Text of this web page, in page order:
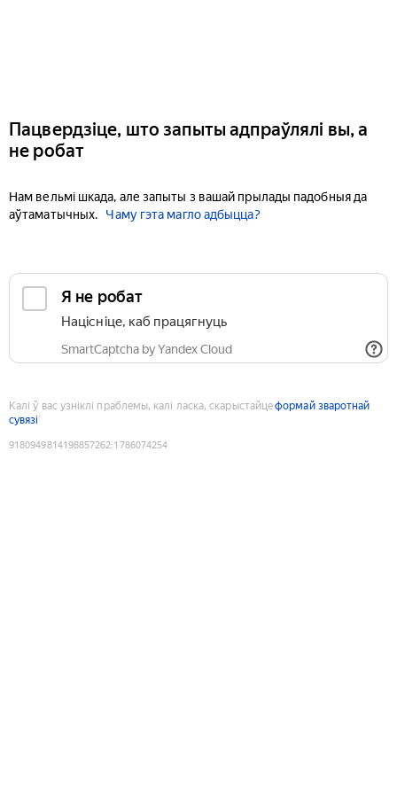
Пацвердзіце, што запыты адпраўлялі вы, а
не робат
Нам вельмі шкада, але запыты з вашай прылады падобныя да
аўтаматычных.
Чаму гэта магло адбыцца?
Я не робат
Націсніце, каб працягнуць
SmartCaptcha by Yandex Cloud
Калі ў вас узніклі праблемы, калі ласка, скарыстайцеформай зваротнай
сувязі
9180949814198857262:1786074254